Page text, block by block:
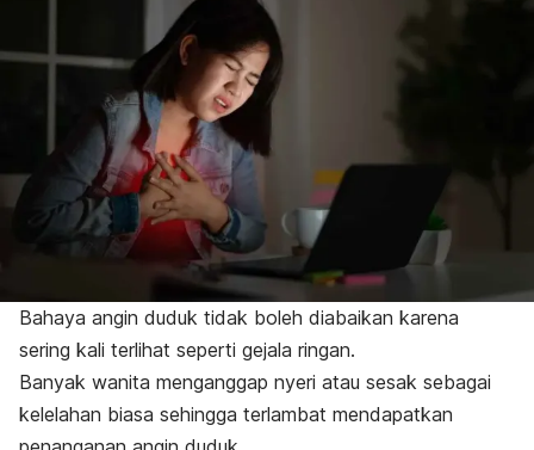
Bahaya angin duduk tidak boleh diabaikan karena
sering kali terlihat seperti gejala ringan.
Banyak wanita menganggap nyeri atau sesak sebagai
kelelahan biasa sehingga terlambat mendapatkan